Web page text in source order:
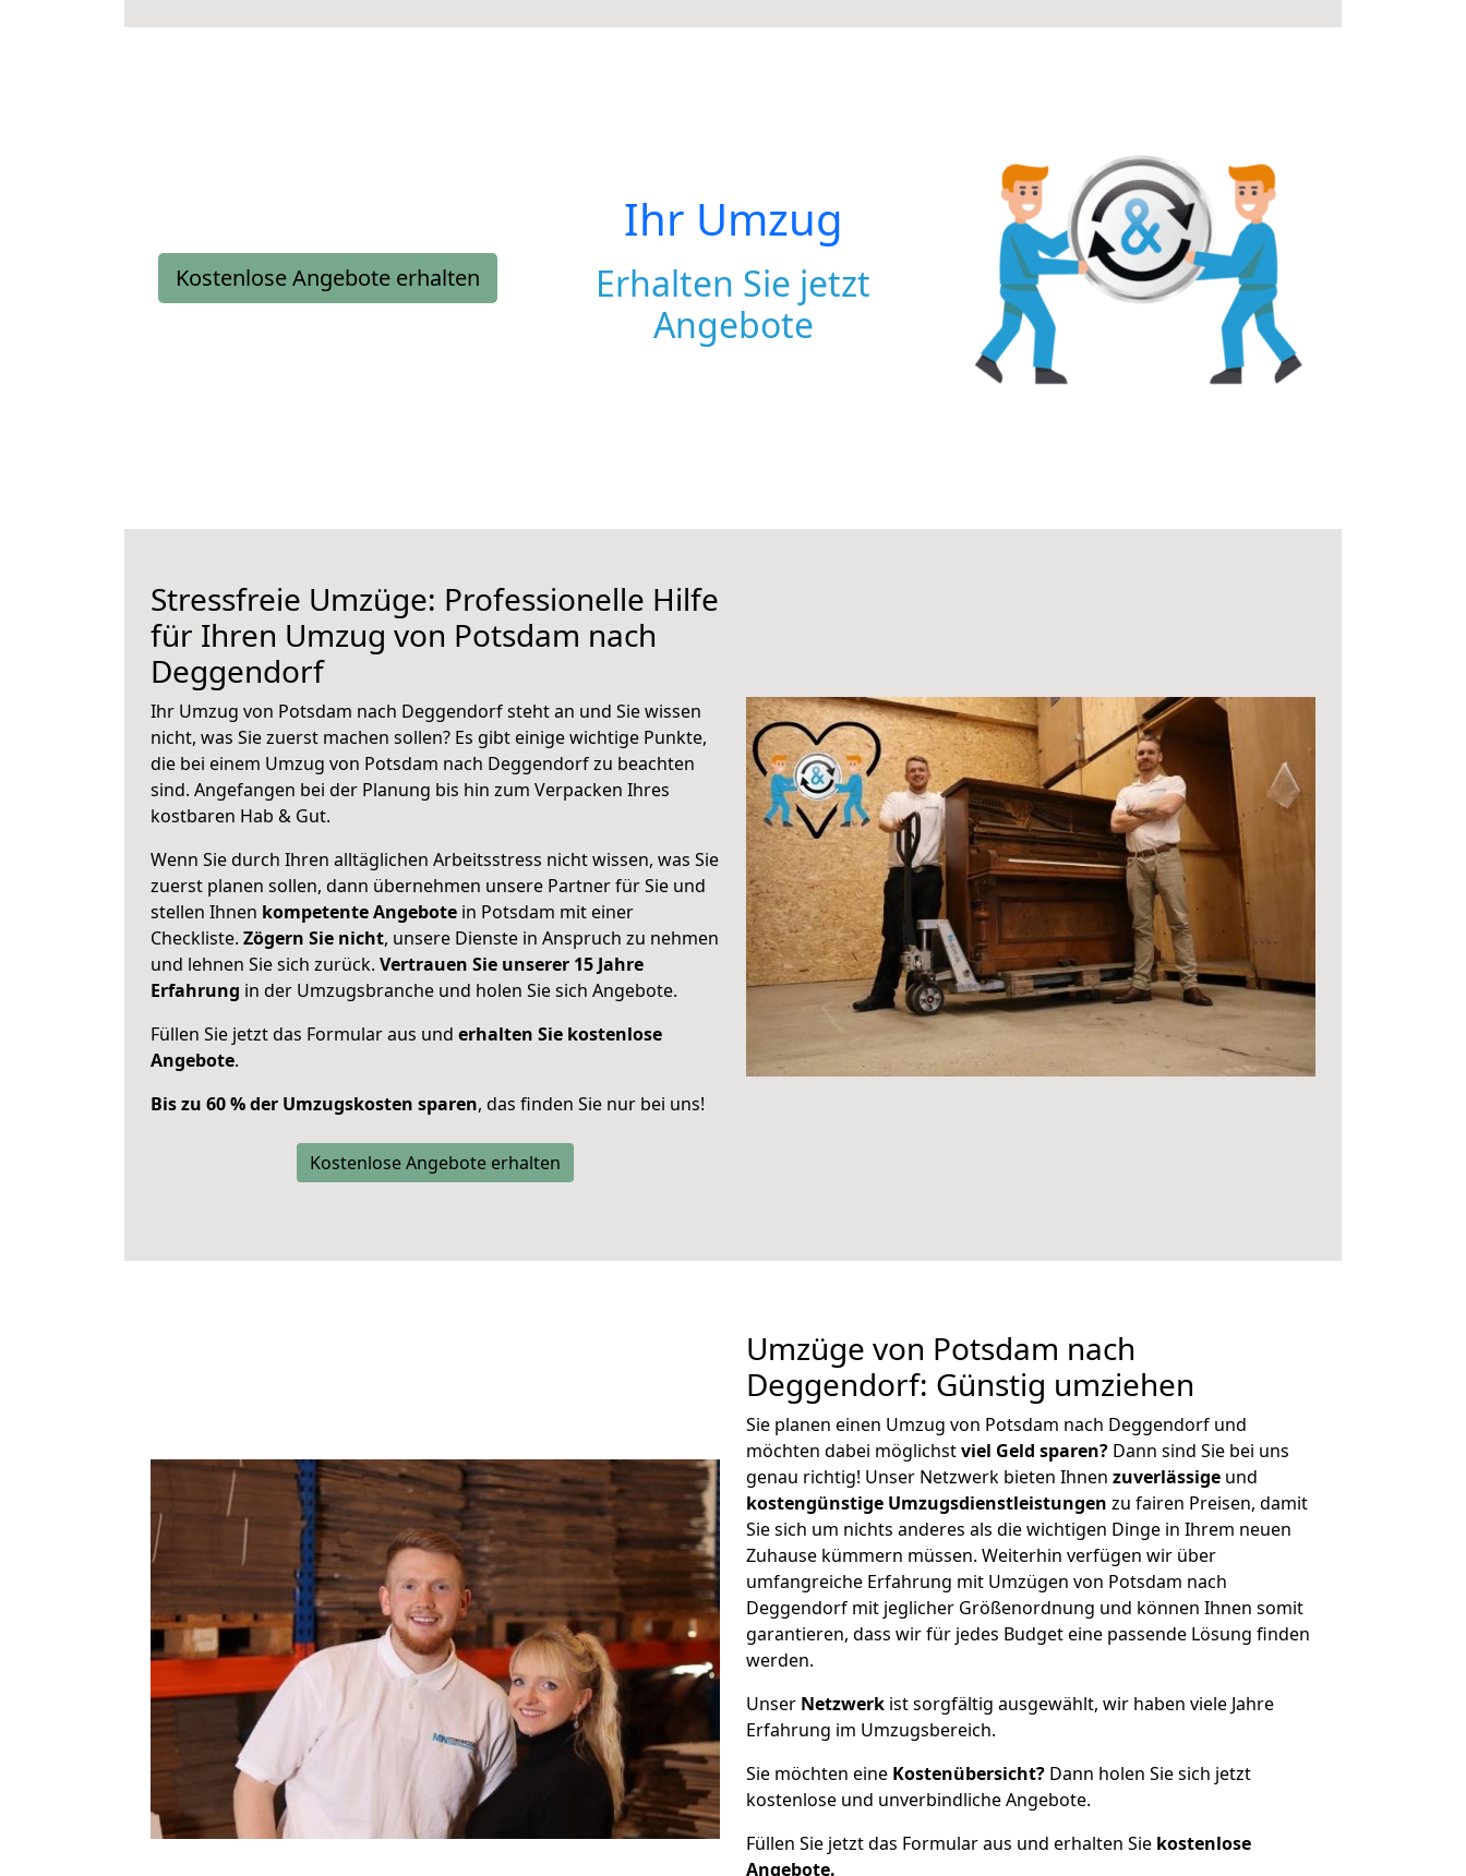
Kostenlose Angebote erhalten
Ihr Umzug
Erhalten Sie jetzt
Angebote
Stressfreie Umzüge: Professionelle Hilfe
für Ihren Umzug von Potsdam nach
Deggendorf
Ihr Umzug von Potsdam nach Deggendorf steht an und Sie wissen
nicht, was Sie zuerst machen sollen? Es gibt einige wichtige Punkte,
die bei einem Umzug von Potsdam nach Deggendorf zu beachten
sind. Angefangen bei der Planung bis hin zum Verpacken Ihres
kostbaren Hab & Gut.
Wenn Sie durch Ihren alltäglichen Arbeitsstress nicht wissen, was Sie
zuerst planen sollen, dann übernehmen unsere Partner für Sie und
stellen Ihnen kompetente Angebote in Potsdam mit einer
Checkliste. Zögern Sie nicht, unsere Dienste in Anspruch zu nehmen
und lehnen Sie sich zurück. Vertrauen Sie unserer 15 Jahre
Erfahrung in der Umzugsbranche und holen Sie sich Angebote.
Füllen Sie jetzt das Formular aus und erhalten Sie kostenlose
Angebote.
Bis zu 60 % der Umzugskosten sparen, das finden Sie nur bei uns!
Kostenlose Angebote erhalten
Umzüge von Potsdam nach
Deggendorf: Günstig umziehen
Sie planen einen Umzug von Potsdam nach Deggendorf und
möchten dabei möglichstviel Geld sparen? Dann sind Sie bei uns
genau richtig! Unser Netzwerk bieten Ihnen zuverlässige und
kostengünstige Umzugsdienstleistungen zu fairen Preisen, damit
Sie sich um nichts anderes als die wichtigen Dinge in Ihrem neuen
Zuhause kümmern müssen. Weiterhin verfügen wir über
umfangreiche Erfahrung mit Umzügen von Potsdam nach
Deggendorf mit jeglicher Größenordnung und können Ihnen somit
garantieren, dass wir für jedes Budget eine passende Lösung finden
werden.
Unser Netzwerk ist sorgfältig ausgewählt, wir haben viele Jahre
Erfahrung im Umzugsbereich.
Sie möchten eine Kostenübersicht? Dann holen Sie sich jetzt
kostenlose und unverbindliche Angebote.
Füllen Sie jetzt das Formular aus und erhalten Sie kostenlose
Angebote.